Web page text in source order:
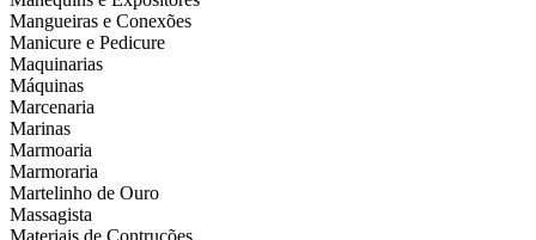
Mangueiras e Conexões
Manicure e Pedicure
Maquinarias
Máquinas
Marcenaria
Marinas
Marmoaria
Marmoraria
Martelinho de Ouro
Massagista